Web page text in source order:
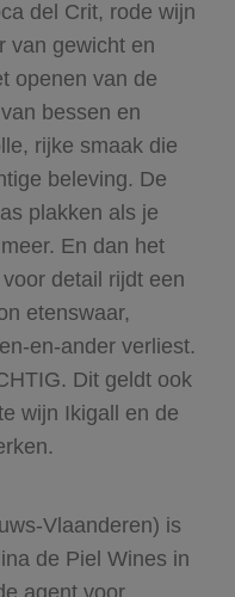
del Crit, rode wijn
van gewicht en
openen van de
bessen en
rijke smaak die
beleving. De
plakken als je
En dan het
detail rijdt een
etenswaar,
en-ander verliest.
Dit geldt ook
wijn Ikigall en de
Vlaanderen) is
de Piel Wines in